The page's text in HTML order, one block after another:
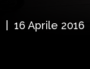
16 Aprile 2016